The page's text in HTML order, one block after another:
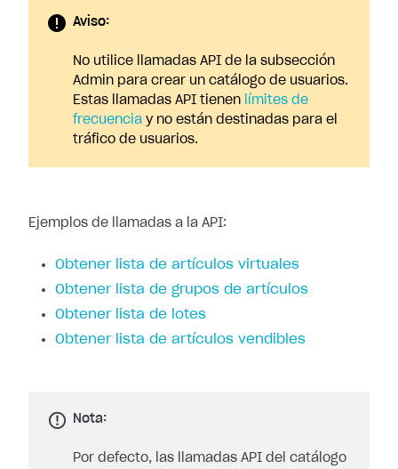
Aviso:
No utilice llamadas API de la subsección
Admin para crear un catálogo de usuarios.
Estas llamadas API tienen
límites de
frecuencia y no están destinadas para el
tráfico de usuarios.
Ejemplos de llamadas a la API:
Obtener lista de artículos virtuales
Obtener lista de grupos de artículos
Obtener lista de lotes
Obtener lista de artículos vendibles
Nota:
Por defecto, las llamadas API del catálogo